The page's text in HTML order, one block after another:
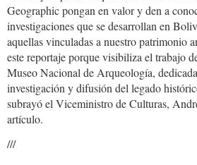
Geographic pongan en valor y den a
investigaciones que se desarrollan en
aquellas vinculadas a nuestro patrimonio
este reportaje porque visibiliza el trabajo
Museo Nacional de Arqueología,
investigación y difusión del legado
subrayó el Viceministro de Culturas,
artículo.
///